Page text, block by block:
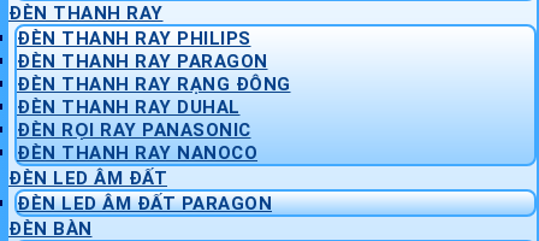
ĐÈN THANH RAY
ĐÈN THANH RAY PHILIPS
ĐÈN THANH RAY PARAGON
ĐÈN THANH RAY RẠNG ĐÔNG
ĐÈN THANH RAY DUHAL
ĐÈN RỌI RAY PANASONIC
ĐÈN THANH RAY NANOCO
ĐÈN LED ÂM ĐẤT
ĐÈN LED ÂM ĐẤT PARAGON
ĐÈN BÀN